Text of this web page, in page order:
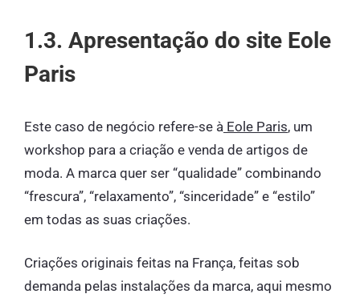
1.3. Apresentação do site Eole
Paris
Este caso de negócio refere-se à Eole Paris, um
workshop para a criação e venda de artigos de
moda. A marca quer ser “qualidade” combinando
“frescura”, “relaxamento”, “sinceridade” e “estilo”
em todas as suas criações.
Criações originais feitas na França, feitas sob
demanda pelas instalações da marca, aqui mesmo